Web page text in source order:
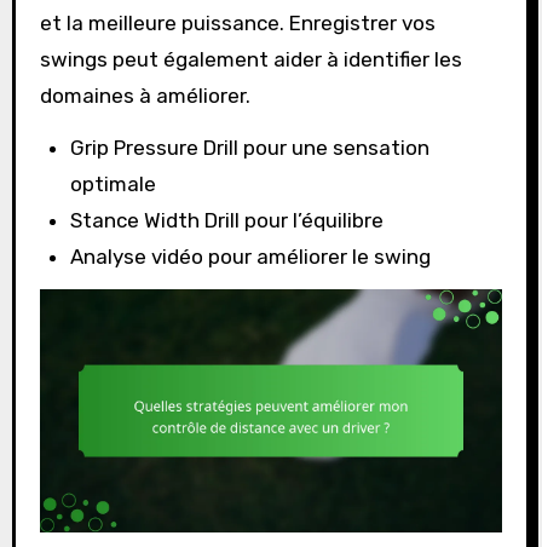
et la meilleure puissance. Enregistrer vos
swings peut également aider à identifier les
domaines à améliorer.
Grip Pressure Drill pour une sensation
optimale
Stance Width Drill pour l’équilibre
Analyse vidéo pour améliorer le swing